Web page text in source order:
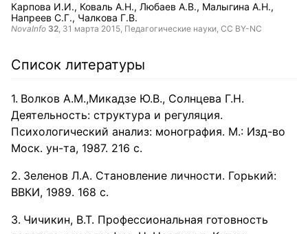
Карпова И.И. Коваль А.Н. Любаев А.В. Малыгина А.Н.
Напреев С.Г. Чалкова Г.В.
NovaInfo 32, 31 марта 2015, Педагогические науки, CC BY-NC
Список литературы
Волков А.М.,Микадзе Ю.В., Солнцева Г.Н.
Деятельность: структура и регуляция.
Психологический анализ: монография. М.: Изд-во
Моск. ун-та, 1987. 216 с.
Зеленов Л.А. Становление личности. Горький:
ВВКИ, 1989. 168 с.
Чичикин, В.Т. Профессиональная готовность